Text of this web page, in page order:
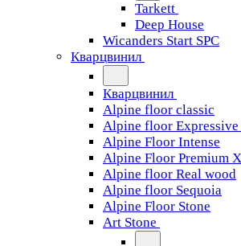
Tarkett
Deep House
Wicanders Start SPC
Кварцвинил
Кварцвинил
Alpine floor classic
Alpine floor Expressive
Alpine Floor Intense
Alpine Floor Premium
Alpine floor Real wood
Alpine floor Sequoia
Alpine Floor Stone
Art Stone